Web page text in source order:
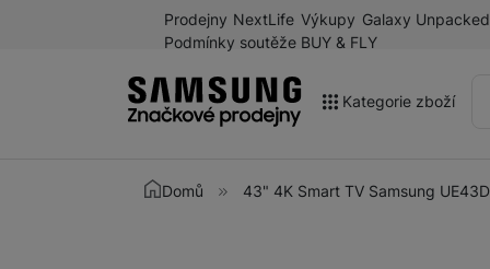
Prodejny NextLife Výkupy Galaxy Unpacked
Podmínky soutěže BUY & FLY
Kategorie zboží
Akce
Domů 43" 4K Smart TV Samsung